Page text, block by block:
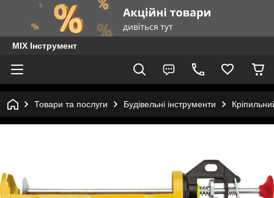
MIX Інструмент
Товари та послуги Будівельні інструменти